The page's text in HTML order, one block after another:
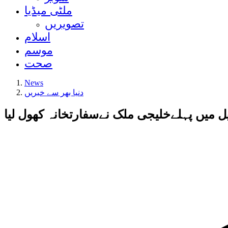
ملٹی میڈیا
تصویریں
اسلام
موسم
صحت
News
دنیا بھر سے خبریں
میں پہلےخلیجی ملک نےسفارتخانہ کھول لیا